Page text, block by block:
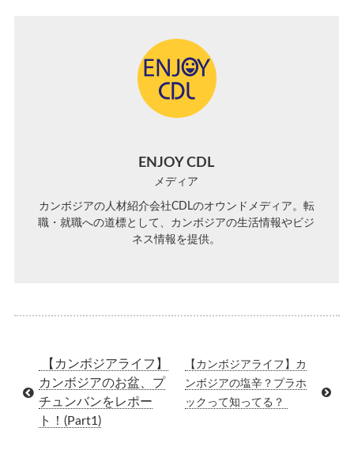
ENJOY CDL
メディア
カンボジアの人材紹介会社CDLのオウンドメディア。転
職・就職への道標として、カンボジアの生活情報やビジ
ネス情報を提供。
【カンボジアライフ】
カンボジアのお盆、プ
チュンバンをレポー
ト！(Part1)
【カンボジアライフ】カ
ンボジアの塩辛？プラホ
ックって知ってる？